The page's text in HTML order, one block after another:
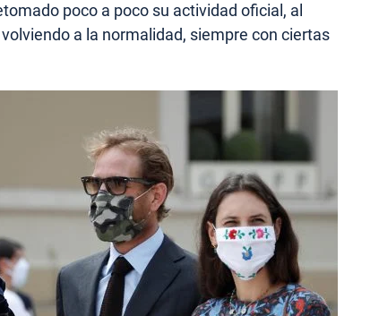
poco a poco su actividad oficial, al
a la normalidad, siempre con ciertas